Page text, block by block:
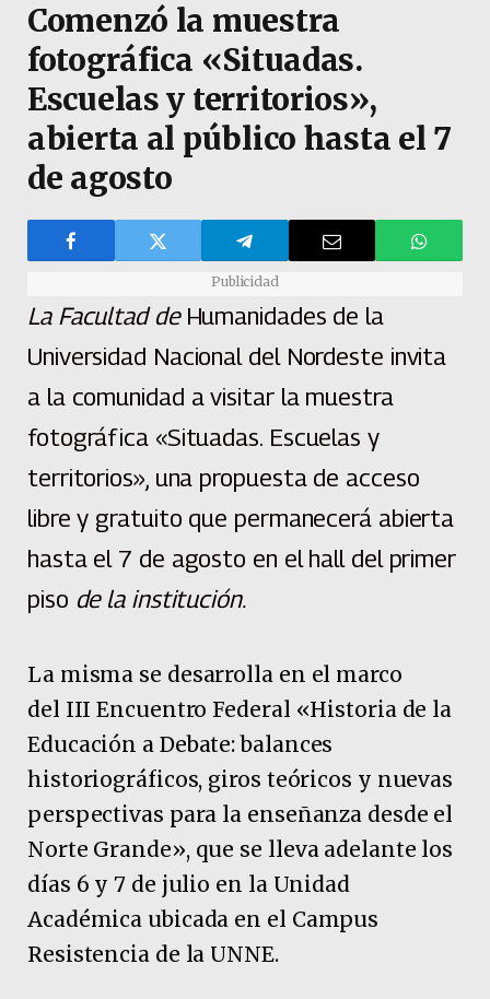
Comenzó la muestra
fotográfica «Situadas.
Escuelas y territorios»,
abierta al público hasta el 7
de agosto
Publicidad
La Facultad de Humanidades de la
Universidad Nacional del Nordeste invita
a la comunidad a visitar la muestra
fotográfica «Situadas. Escuelas y
territorios», una propuesta de acceso
libre y gratuito que permanecerá abierta
hasta el 7 de agosto en el hall del primer
piso de la institución.
La misma se desarrolla en el marco
del III Encuentro Federal «Historia de la
Educación a Debate: balances
historiográficos, giros teóricos y nuevas
perspectivas para la enseñanza desde el
Norte Grande», que se lleva adelante los
días 6 y 7 de julio en la Unidad
Académica ubicada en el Campus
Resistencia de la UNNE.